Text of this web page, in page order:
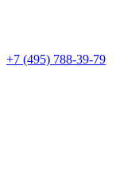
+7 (495) 788-39-79